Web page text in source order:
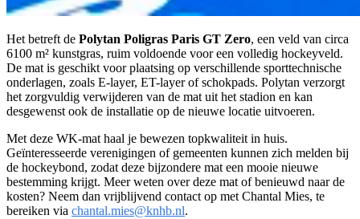
Het betreft de Polytan Poligras Paris GT Zero, een veld van circa
6100 m² kunstgras, ruim voldoende voor een volledig hockeyveld.
De mat is geschikt voor plaatsing op verschillende sporttechnische
onderlagen, zoals E-layer, ET-layer of schokpads. Polytan verzorgt
het zorgvuldig verwijderen van de mat uit het stadion en kan
desgewenst ook de installatie op de nieuwe locatie uitvoeren.
Met deze WK-mat haal je bewezen topkwaliteit in huis.
Geïnteresseerde verenigingen of gemeenten kunnen zich melden bij
de hockeybond, zodat deze bijzondere mat een mooie nieuwe
bestemming krijgt. Meer weten over deze mat of benieuwd naar de
kosten? Neem dan vrijblijvend contact op met Chantal Mies, te
bereiken via chantal.mies@knhb.nl.